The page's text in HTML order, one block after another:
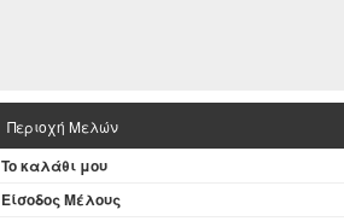
Περιοχή Mελών
To καλάθι μου
Eίσοδος Μέλους